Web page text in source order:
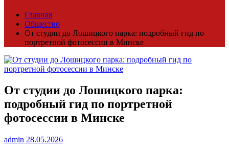
Главная
Общество
От студии до Лошицкого парка: подробный гид по
портретной фотосессии в Минске
От студии до Лошицкого парка:
подробный гид по портретной
фотосессии в Минске
admin 28.05.2026